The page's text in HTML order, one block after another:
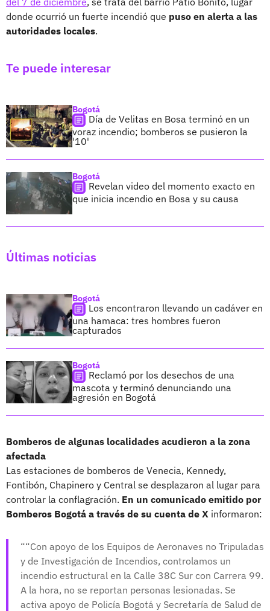
donde ocurrió un fuerte incendió que puso en alerta a las
autoridades locales.
Te puede interesar
Bogotá
Día de Velitas en Bosa terminó en un
voraz incendio; bomberos se pusieron la
'10'
Bogotá
Revelan video del momento exacto en
que inicia incendio en Bosa y su causa
Últimas noticias
Bogotá
Los encontraron llevando un cadáver en
una hamaca: tres hombres fueron
capturados
Bogotá
Reclamó por los desechos de una
mascota y terminó denunciando una
agresión en Bogotá
Bomberos de algunas localidades acudieron a la zona
afectada
Las estaciones de bomberos de Venecia, Kennedy,
Fontibón, Chapinero y Central se desplazaron al lugar para
controlar la conflagración. En un comunicado emitido por
Bomberos Bogotá a través de su cuenta de X informaron:
“Con apoyo de los Equipos de Aeronaves no Tripuladas
y de Investigación de Incendios, controlamos un
incendio estructural en la Calle 38C Sur con Carrera 99.
A la hora, no se reportan personas lesionadas. Se
activa apoyo de Policía Bogotá y Secretaría de Salud de